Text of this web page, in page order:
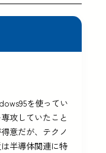
を使ってい
攻していたこと
意だが、テクノ
半導体関連に特